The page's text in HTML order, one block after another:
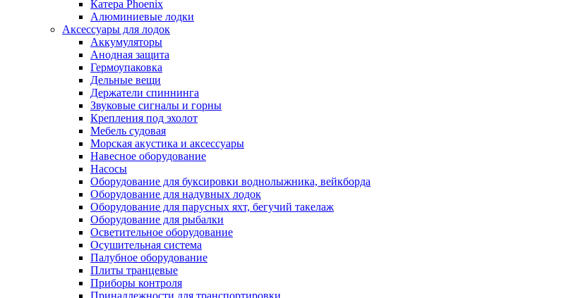
Катера Phoenix
Алюминиевые лодки
Аксессуары для лодок
Аккумуляторы
Анодная защита
Гермоупаковка
Дельные вещи
Держатели спиннинга
Звуковые сигналы и горны
Крепления под эхолот
Мебель судовая
Морская акустика и аксессуары
Навесное оборудование
Насосы
Оборудование для буксировки воднолыжника, вейкборда
Оборудование для надувных лодок
Оборудование для парусных яхт, бегучий такелаж
Оборудование для рыбалки
Осветительное оборудование
Осушительная система
Палубное оборудование
Плиты транцевые
Приборы контроля
Принадлежности для транспортировки